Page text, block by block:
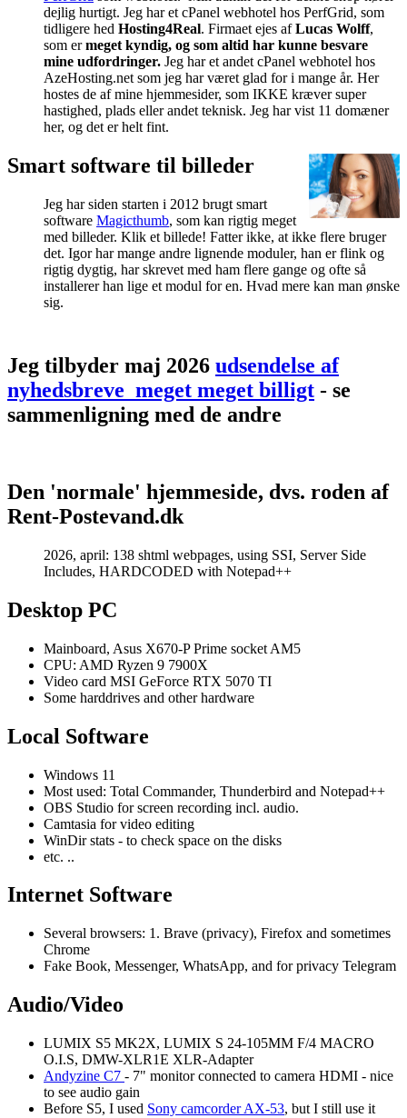
dejlig hurtigt. Jeg har et cPanel webhotel hos PerfGrid, som
tidligere hed Hosting4Real. Firmaet ejes afLucas Wolff,
som ermeget kyndig, og som altid har kunne besvare
mine udfordringer. Jeg har et andet cPanel webhotel hos
AzeHosting.net som jeg har været glad for i mange år. Her
hostes de af mine hjemmesider, som IKKE kræver super
hastighed, plads eller andet teknisk. Jeg har vist 11 domæner
her, og det er helt fint.
Smart software til billeder
Jeg har siden starten i 2012 brugt smart
software Magicthumb, som kan rigtig meget
med billeder. Klik et billede! Fatter ikke, at ikke flere bruger
det. Igor har mange andre lignende moduler, han er flink og
rigtig dygtig, har skrevet med ham flere gange og ofte så
installerer han lige et modul for en. Hvad mere kan man ønske
sig.
Jeg tilbyder maj 2026 udsendelse af
nyhedsbreve_meget meget billigt - se
sammenligning med de andre
Den 'normale' hjemmeside, dvs. roden af
Rent-Postevand.dk
2026, april: 138 shtml webpages, using SSI, Server Side
Includes, HARDCODED with Notepad++
Desktop PC
Mainboard, Asus X670-P Prime socket AM5
CPU: AMD Ryzen 9 7900X
Video card MSI GeForce RTX 5070 TI
Some harddrives and other hardware
Local Software
Windows 11
Most used: Total Commander, Thunderbird and Notepad++
OBS Studio for screen recording incl. audio.
Camtasia for video editing
WinDir stats - to check space on the disks
etc. ..
Internet Software
Several browsers: 1. Brave (privacy), Firefox and sometimes
Chrome
Fake Book, Messenger, WhatsApp, and for privacy Telegram
Audio/Video
LUMIX S5 MK2X, LUMIX S 24-105MM F/4 MACRO
O.I.S, DMW-XLR1E XLR-Adapter
Andyzine C7 - 7" monitor connected to camera HDMI - nice
to see audio gain
Before S5, I used Sony camcorder AX-53, but I still use it